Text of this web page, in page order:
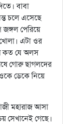
বাবা
চলে এসেছে
জঙ্গল পেরিয়ে
এটা ওর
কত যে অলস
গোরু ছাগলদের
ডেকে নিয়ে
মহারাজ আসা
সেখানেই গেছে।